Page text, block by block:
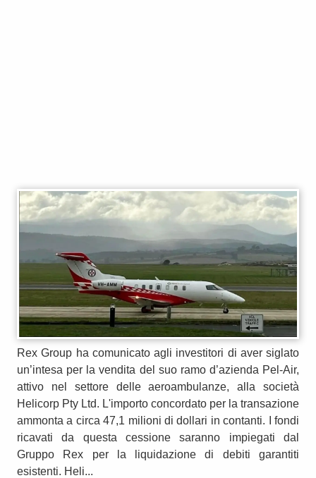
Rex Group ha comunicato agli investitori di aver siglato
un’intesa per la vendita del suo ramo d’azienda Pel-Air,
attivo nel settore delle aeroambulanze, alla società
Helicorp Pty Ltd. L'importo concordato per la transazione
ammonta a circa 47,1 milioni di dollari in contanti. I fondi
ricavati da questa cessione saranno impiegati dal
Gruppo Rex per la liquidazione di debiti garantiti
esistenti. Heli...